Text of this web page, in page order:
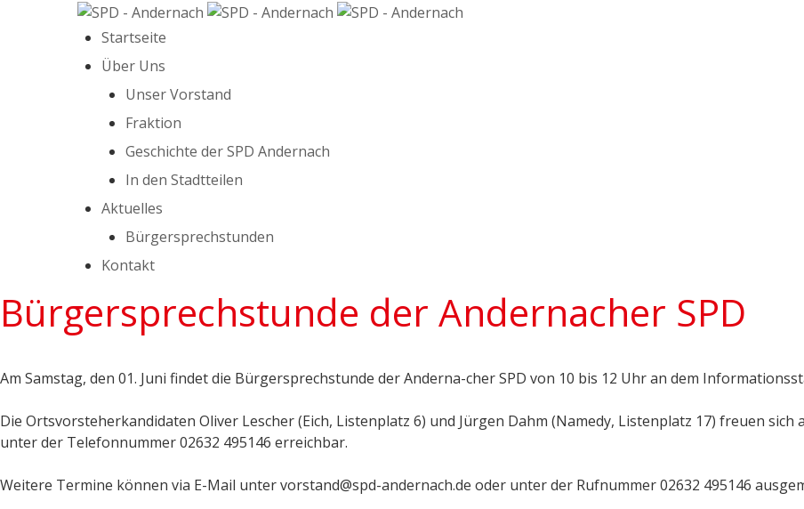
Startseite
Über Uns
Unser Vorstand
Fraktion
Geschichte der SPD Andernach
In den Stadtteilen
Aktuelles
Bürgersprechstunden
Kontakt
Bürgersprechstunde der Andernacher SPD
Am Samstag, den 01. Juni findet die Bürgersprechstunde der Anderna-cher SPD von 10 bis 12 Uhr an dem
Die Ortsvorsteherkandidaten Oliver Lescher (Eich, Listenplatz 6) und Jürgen Dahm (Namedy, Listenplatz 17) freuen
unter der Telefonnummer 02632 495146 erreichbar.
Weitere Termine können via E-Mail unter vorstand@spd-andernach.de oder unter der Rufnummer 02632 495146